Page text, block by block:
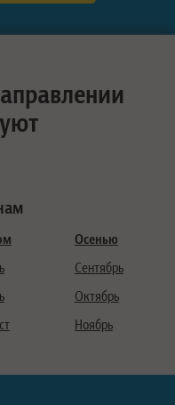
Осенью
Сентябрь
Октябрь
Ноябрь